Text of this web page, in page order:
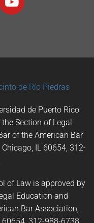
de Río Piedras
de Puerto Rico
Section of Legal
of the American Bar
IL 60654, 312-
of Law is approved by
Education and
Bar Association,
312-988-6738.